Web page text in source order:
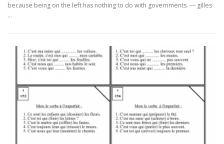
because being on the left has nothing to do with governments. ― gilles
…